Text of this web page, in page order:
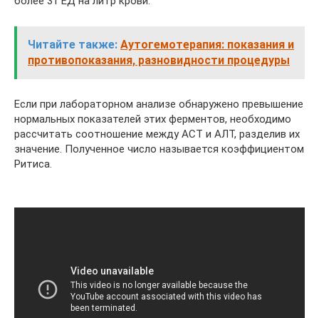
Читайте также: Аутогемотерапия: показания и
противопоказания, разновидности процедуры
Если при лабораторном анализе обнаружено превышение
нормальных показателей этих ферментов, необходимо
рассчитать соотношение между АСТ и АЛТ, разделив их
значение. Полученное число называется коэффициентом
Ритиса.